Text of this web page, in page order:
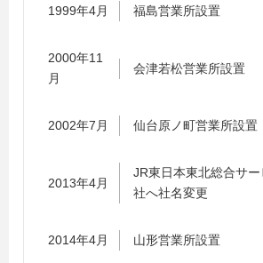
1999年4月 福島営業所設置
2000年11
月
会津若松営業所設置
2002年7月 仙台原ノ町営業所設置
2013年4月
JR東日本東北総合サ
社へ社名変更
2014年4月 山形営業所設置